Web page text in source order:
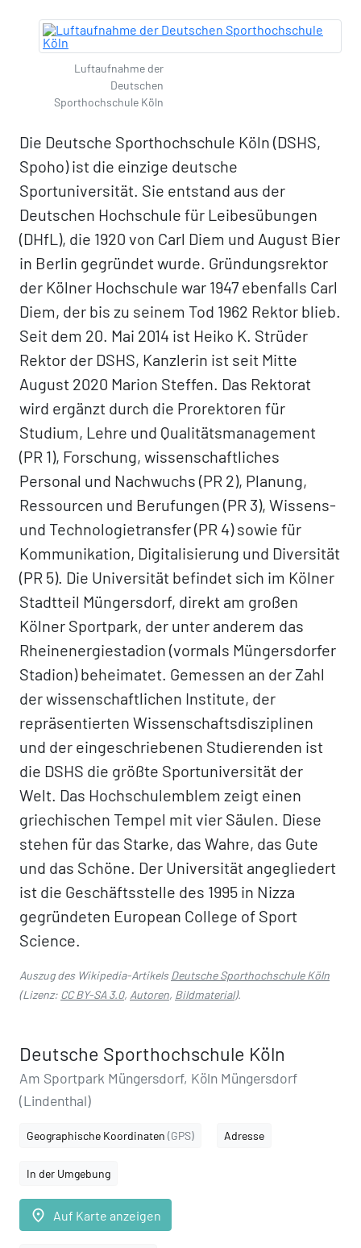
Luftaufnahme der
Deutschen
Sporthochschule Köln
Die Deutsche Sporthochschule Köln (DSHS,
Spoho) ist die einzige deutsche
Sportuniversität. Sie entstand aus der
Deutschen Hochschule für Leibesübungen
(DHfL), die 1920 von Carl Diem und August Bier
in Berlin gegründet wurde. Gründungsrektor
der Kölner Hochschule war 1947 ebenfalls Carl
Diem, der bis zu seinem Tod 1962 Rektor blieb.
Seit dem 20. Mai 2014 ist Heiko K. Strüder
Rektor der DSHS, Kanzlerin ist seit Mitte
August 2020 Marion Steffen. Das Rektorat
wird ergänzt durch die Prorektoren für
Studium, Lehre und Qualitätsmanagement
(PR 1), Forschung, wissenschaftliches
Personal und Nachwuchs (PR 2), Planung,
Ressourcen und Berufungen (PR 3), Wissens-
und Technologietransfer (PR 4) sowie für
Kommunikation, Digitalisierung und Diversität
(PR 5). Die Universität befindet sich im Kölner
Stadtteil Müngersdorf, direkt am großen
Kölner Sportpark, der unter anderem das
Rheinenergiestadion (vormals Müngersdorfer
Stadion) beheimatet. Gemessen an der Zahl
der wissenschaftlichen Institute, der
repräsentierten Wissenschaftsdisziplinen
und der eingeschriebenen Studierenden ist
die DSHS die größte Sportuniversität der
Welt. Das Hochschulemblem zeigt einen
griechischen Tempel mit vier Säulen. Diese
stehen für das Starke, das Wahre, das Gute
und das Schöne. Der Universität angegliedert
ist die Geschäftsstelle des 1995 in Nizza
gegründeten European College of Sport
Science.
Auszug des Wikipedia-ArtikelsDeutsche Sporthochschule Köln
(Lizenz: CC BY-SA 3.0, Autoren, Bildmaterial).
Deutsche Sporthochschule Köln
Am Sportpark Müngersdorf, Köln Müngersdorf
(Lindenthal)
Geographische Koordinaten (GPS) Adresse
In der Umgebung
place Auf Karte anzeigen